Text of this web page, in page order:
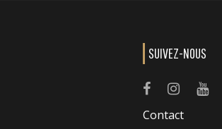
SUIVEZ-NOUS
Contact